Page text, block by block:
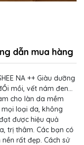
dẫn mua hàng
NA ++ Giàu dưỡng
mồi, vết nám đen...
cho làn da mềm
loại da, không
được hiệu quả
trị thâm. Các bạn có
rất đẹp. Cách sử